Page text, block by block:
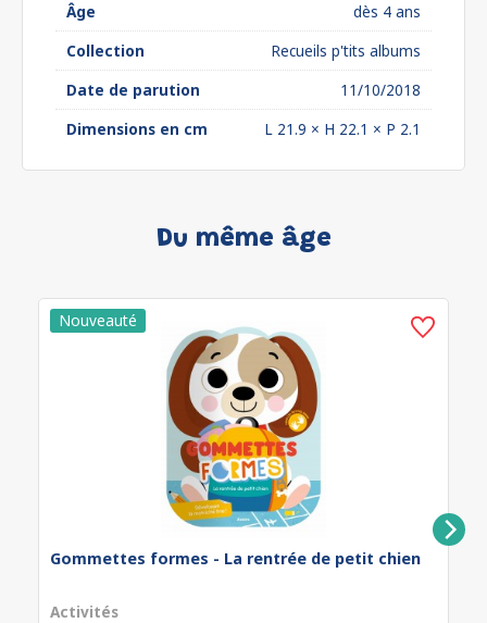
Âge
dès 4 ans
Collection
Recueils p'tits albums
Date de parution
11/10/2018
Dimensions en cm
L 21.9 × H 22.1 × P 2.1
Du même âge
Gommettes formes - La rentrée de petit chien
Activités